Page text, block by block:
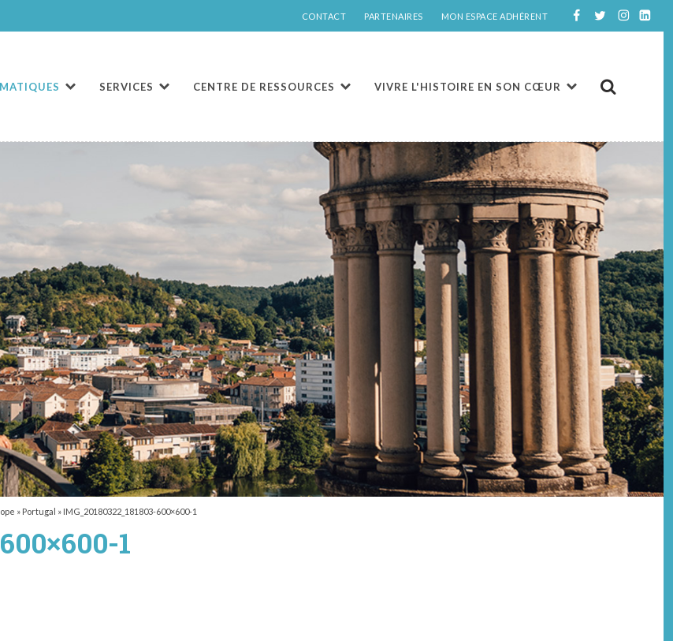
CONTACT PARTENAIRES MON ESPACE ADHÉRENT
SERVICES CENTRE DE RESSOURCES VIVRE L'HISTOIRE EN SON CŒUR
» Portugal » IMG_20180322_181803-600×600-1
1